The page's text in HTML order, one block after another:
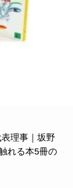
理事｜坂野
れる本5冊の